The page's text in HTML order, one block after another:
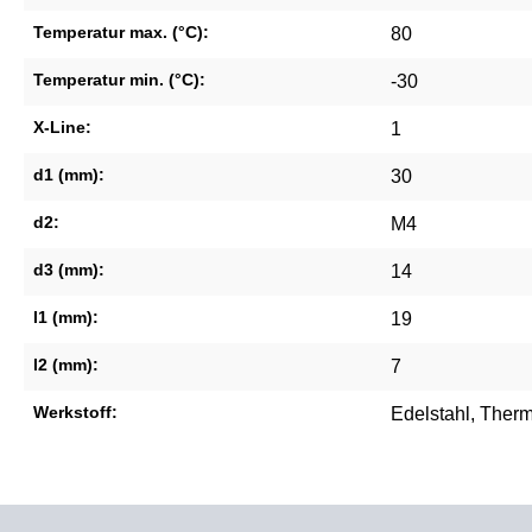
Temperatur max. (°C): 80
Temperatur min. (°C): -30
X-Line: 1
d1 (mm): 30
d2: M4
d3 (mm): 14
l1 (mm): 19
l2 (mm): 7
Werkstoff: Edelstahl ,